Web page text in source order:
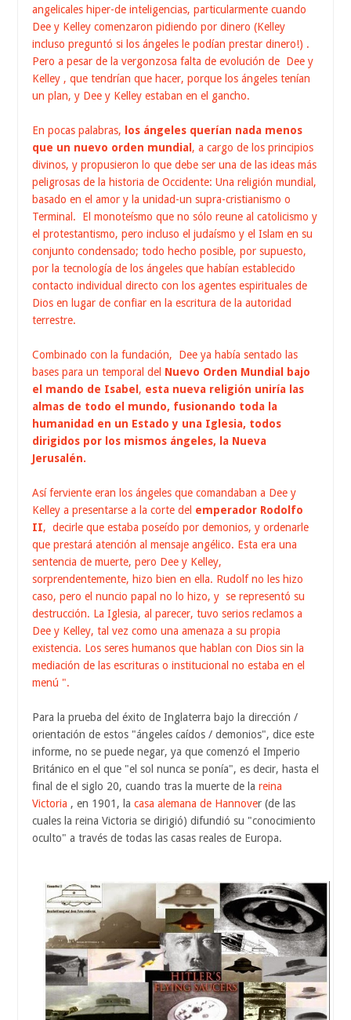
angelicales hiper-de inteligencias, particularmente cuando
Dee y Kelley comenzaron pidiendo por dinero (Kelley
incluso preguntó si los ángeles le podían prestar dinero!) .
Pero a pesar de la vergonzosa falta de evolución de Dee y
Kelley , que tendrían que hacer, porque los ángeles tenían
un plan, y Dee y Kelley estaban en el gancho.
En pocas palabras,
los ángeles querían nada menos
que un nuevo orden mundial , a cargo de los principios
divinos, y propusieron lo que debe ser una de las ideas más
peligrosas de la historia de Occidente: Una religión mundial,
basado en el amor y la unidad-un supra-cristianismo o
Terminal. El monoteísmo que no sólo reune al catolicismo y
el protestantismo, pero incluso el judaísmo y el Islam en su
conjunto condensado; todo hecho posible, por supuesto,
por la tecnología de los ángeles que habían establecido
contacto individual directo con los agentes espirituales de
Dios en lugar de confiar en la escritura de la autoridad
terrestre.
Combinado con la fundación, Dee ya había sentado las
bases para un temporal del Nuevo Orden Mundial bajo
el mando de Isabel , esta nueva religión uniría las
almas de todo el mundo, fusionando toda la
humanidad en un Estado y una Iglesia, todos
dirigidos por los mismos ángeles, la Nueva
Jerusalén.
Así ferviente eran los ángeles que comandaban a Dee y
Kelley a presentarse a la corte del emperador Rodolfo
II, decirle que estaba poseído por demonios, y ordenarle
que prestará atención al mensaje angélico. Esta era una
sentencia de muerte, pero Dee y Kelley,
sorprendentemente, hizo bien en ella. Rudolf no les hizo
caso, pero el nuncio papal no lo hizo, y se representó su
destrucción. La Iglesia, al parecer, tuvo serios reclamos a
Dee y Kelley, tal vez como una amenaza a su propia
existencia. Los seres humanos que hablan con Dios sin la
mediación de las escrituras o institucional no estaba en el
menú ".
Para la prueba del éxito de Inglaterra bajo la dirección /
orientación de estos "ángeles caídos / demonios", dice este
informe, no se puede negar, ya que comenzó el Imperio
Británico en el que "el sol nunca se ponía", es decir, hasta el
final de el siglo 20, cuando tras la muerte de la reina
Victoria , en 1901, la casa alemana de Hannover (de las
cuales la reina Victoria se dirigió) difundió su "conocimiento
oculto" a través de todas las casas reales de Europa.